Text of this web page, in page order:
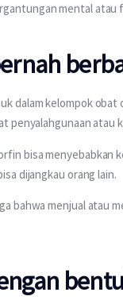
mental atau
dalam kelompok
penyalahgunaan atau
bisa menyebabkan
dijangkau orang lain.
bahwa menjual atau